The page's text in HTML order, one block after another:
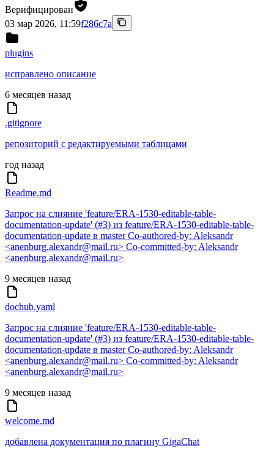
Верифицирован
03 мар 2026, 11:59f286c7a
plugins
исправлено описание
6 месяцев назад
.gitignore
репозиторий с редактируемыми таблицами
год назад
Readme.md
Запрос на слияние 'feature/ERA-1530-editable-table-
documentation-update' (#3) из feature/ERA-1530-editable-table-
documentation-update в master Co-authored-by: Aleksandr
<anenburg.alexandr@mail.ru> Co-committed-by: Aleksandr
<anenburg.alexandr@mail.ru>
9 месяцев назад
dochub.yaml
Запрос на слияние 'feature/ERA-1530-editable-table-
documentation-update' (#3) из feature/ERA-1530-editable-table-
documentation-update в master Co-authored-by: Aleksandr
<anenburg.alexandr@mail.ru> Co-committed-by: Aleksandr
<anenburg.alexandr@mail.ru>
9 месяцев назад
welcome.md
добавлена документация по плагину GigaChat